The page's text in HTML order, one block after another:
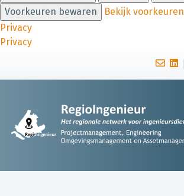
Voorkeuren bewaren
Bekijk voorkeuren
Privacy
Privacy